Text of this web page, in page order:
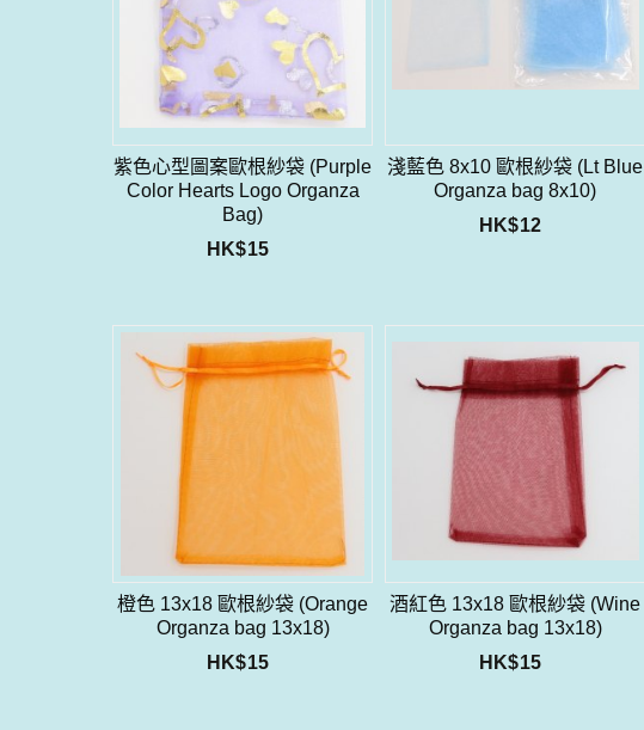
紫色心型圖案歐根紗袋 (Purple
Color Hearts Logo Organza
Bag)
HK$15
淺藍色 8x10 歐根紗袋 (Lt Blue
Organza bag 8x10)
HK$12
橙色 13x18 歐根紗袋 (Orange
Organza bag 13x18)
HK$15
酒紅色 13x18 歐根紗袋 (Wine
Organza bag 13x18)
HK$15